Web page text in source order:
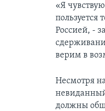
«Я
Россией, -
верим в
Несмотря
должны